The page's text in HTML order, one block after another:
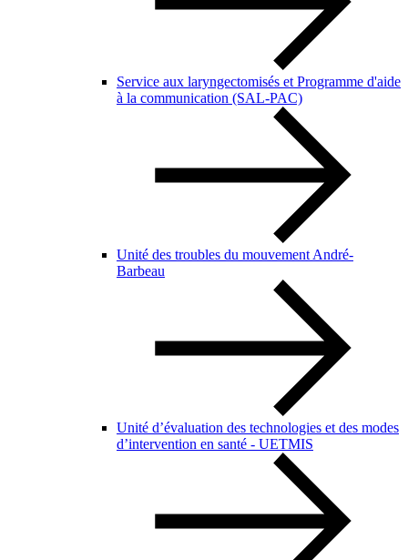
Service aux laryngectomisés et Programme d'aide
à la communication (SAL-PAC)
Unité des troubles du mouvement André-
Barbeau
Unité d’évaluation des technologies et des modes
d’intervention en santé - UETMIS